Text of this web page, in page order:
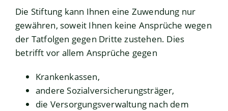
Die Stiftung kann Ihnen eine Zuwendung nur
gewähren, soweit Ihnen keine Ansprüche wegen
der Tatfolgen gegen Dritte zustehen. Dies
betrifft vor allem Ansprüche gegen
Krankenkassen,
andere Sozialversicherungsträger,
die Versorgungsverwaltung nach dem